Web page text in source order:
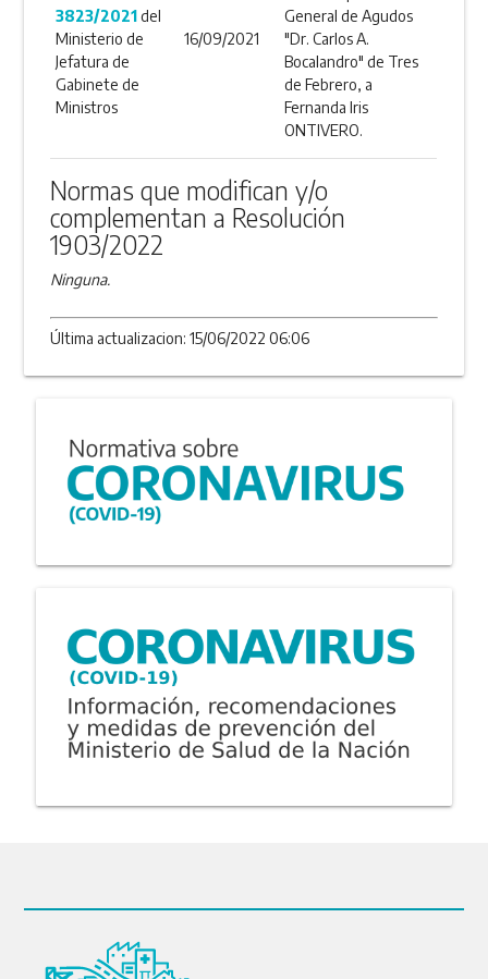
3823/2021del
Ministerio de
Jefatura de
Gabinete de
Ministros
16/09/2021
General de Agudos
"Dr. Carlos A.
Bocalandro" de Tres
de Febrero, a
Fernanda Iris
ONTIVERO.
Normas que modifican y/o
complementan a Resolución
1903/2022
Ninguna.
Última actualizacion: 15/06/2022 06:06